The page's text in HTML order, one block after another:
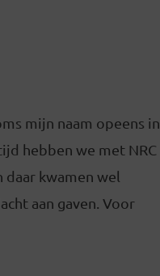
mijn naam opeens in
hebben we met NRC
kwamen wel
aan gaven. Voor